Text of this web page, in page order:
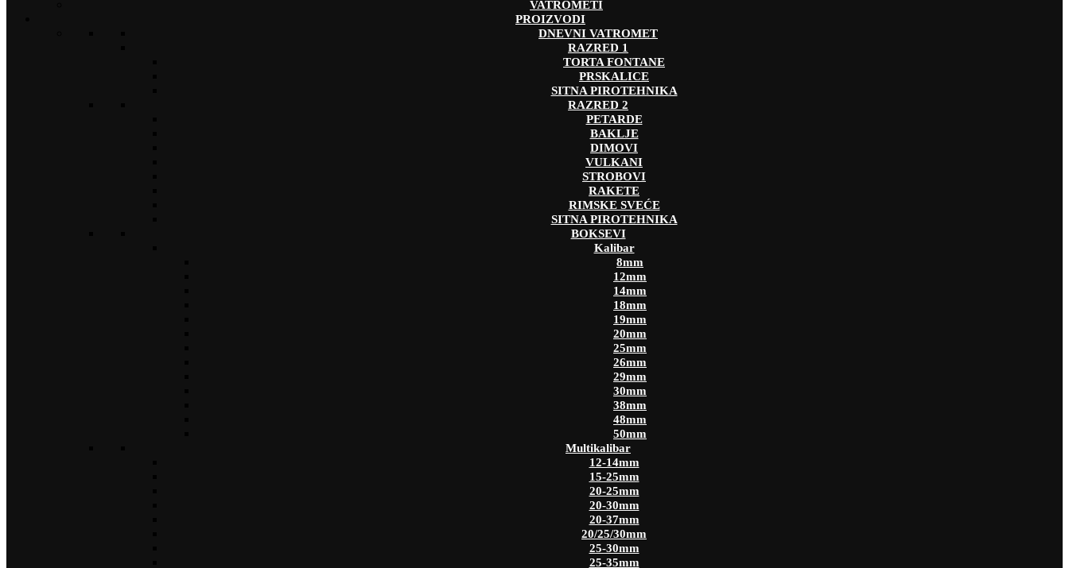
VATROMETI
PROIZVODI
DNEVNI VATROMET
RAZRED 1
TORTA FONTANE
PRSKALICE
SITNA PIROTEHNIKA
RAZRED 2
PETARDE
BAKLJE
DIMOVI
VULKANI
STROBOVI
RAKETE
RIMSKE SVEĆE
SITNA PIROTEHNIKA
BOKSEVI
Kalibar
8mm
12mm
14mm
18mm
19mm
20mm
25mm
26mm
29mm
30mm
38mm
48mm
50mm
Multikalibar
12-14mm
15-25mm
20-25mm
20-30mm
20-37mm
20/25/30mm
25-30mm
25-35mm